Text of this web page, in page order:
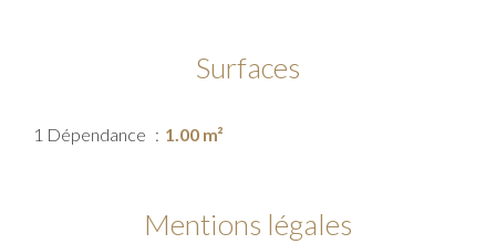
Surfaces
1 Dépendance 1.00 m²
Mentions légales